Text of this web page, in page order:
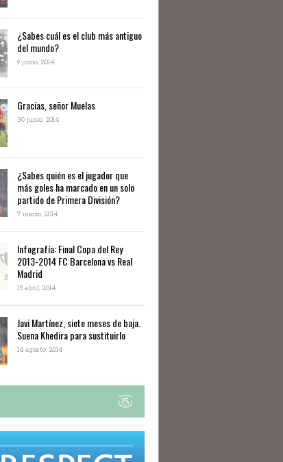
​¿Sabes cuál es el club más antiguo
del mundo?
9 junio, 2014
Gracias, señor Muelas
30 junio, 2014
¿Sabes quién es el jugador que
más goles ha marcado en un solo
partido de Primera División?
7 marzo, 2014
Infografía: Final Copa del Rey
2013-2014 FC Barcelona vs Real
Madrid
15 abril, 2014
Javi Martínez, siete meses de baja.
Suena Khedira para sustituirlo
14 agosto, 2014